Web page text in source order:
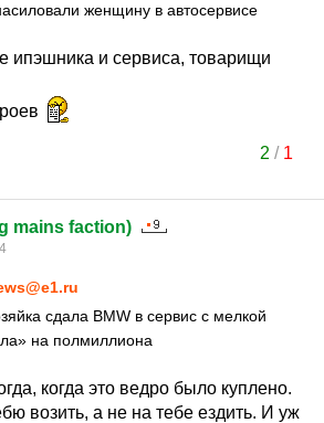
женщину в автосервисе
ипэшника и сервиса, товарищи
2 / 1
mains faction)
сдала BMW в сервис с мелкой
на полмиллиона
когда это ведро было куплено.
возить, а не на тебе ездить. И уж